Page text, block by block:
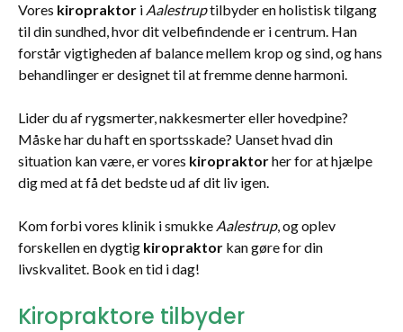
Vores kiropraktor i Aalestruptilbyder en holistisk tilgang
til din sundhed, hvor dit velbefindende er i centrum. Han
forstår vigtigheden af balance mellem krop og sind, og hans
behandlinger er designet til at fremme denne harmoni.
Lider du af rygsmerter, nakkesmerter eller hovedpine?
Måske har du haft en sportsskade? Uanset hvad din
situation kan være, er vores kiropraktorher for at hjælpe
dig med at få det bedste ud af dit liv igen.
Kom forbi vores klinik i smukke Aalestrup, og oplev
forskellen en dygtig kiropraktor kan gøre for din
livskvalitet. Book en tid i dag!
Kiropraktore tilbyder